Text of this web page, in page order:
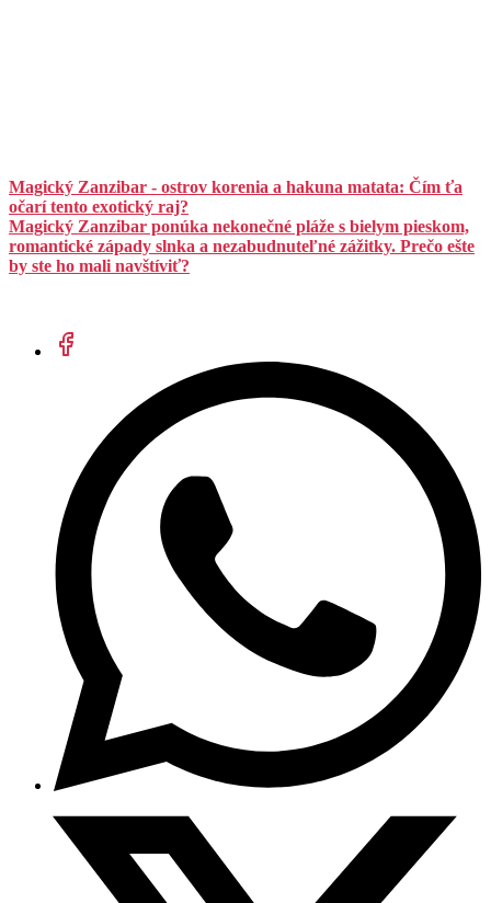
Magický Zanzibar - ostrov korenia a hakuna matata: Čím ťa
očarí tento exotický raj?
Magický Zanzibar ponúka nekonečné pláže s bielym pieskom,
romantické západy slnka a nezabudnuteľné zážitky. Prečo ešte
by ste ho mali navštíviť?